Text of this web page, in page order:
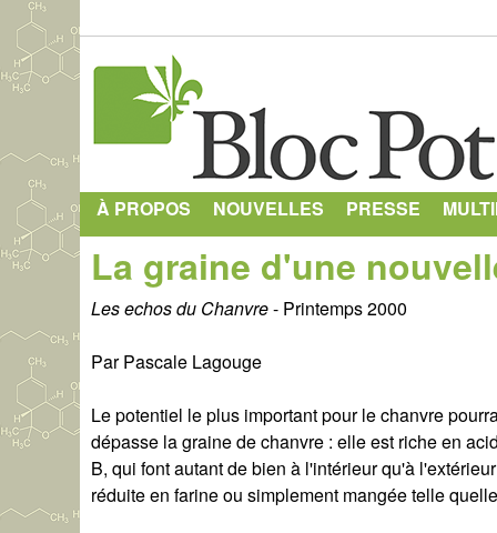
À PROPOS NOUVELLES PRESSE
La graine d'une
Les echos du Chanvre- Printemps 2000
Par Pascale Lagouge
Le potentiel le plus important pour le chanvre
dépasse la graine de chanvre : elle est riche en
B, qui font autant de bien à l'intérieur qu'à
réduite en farine ou simplement mangée telle